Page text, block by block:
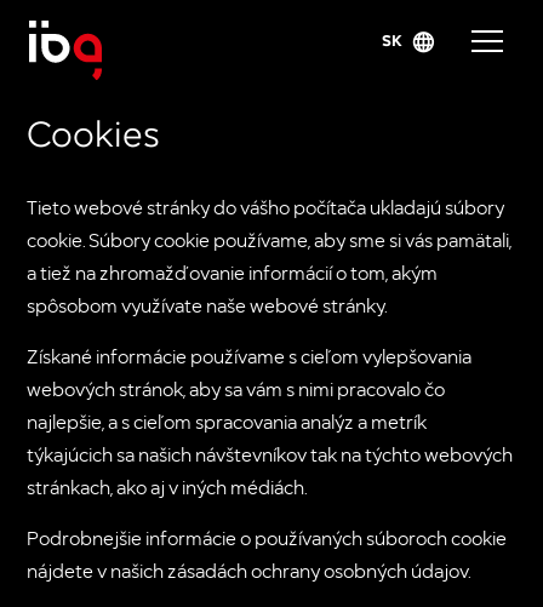
SK
Cookies
Tieto webové stránky do vášho počítača ukladajú súbory
cookie. Súbory cookie používame, aby sme si vás pamätali,
a tiež na zhromažďovanie informácií o tom, akým
spôsobom využívate naše webové stránky.
Získané informácie používame s cieľom vylepšovania
webových stránok, aby sa vám s nimi pracovalo čo
najlepšie, a s cieľom spracovania analýz a metrík
týkajúcich sa našich návštevníkov tak na týchto webových
stránkach, ako aj v iných médiách.
Podrobnejšie informácie o používaných súboroch cookie
nájdete v našich zásadách ochrany osobných údajov.